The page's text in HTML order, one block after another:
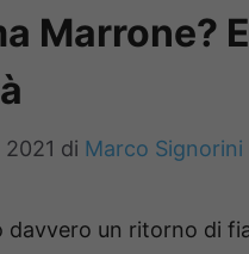
Marrone?
di Marco Signorini
davvero un ritorno di